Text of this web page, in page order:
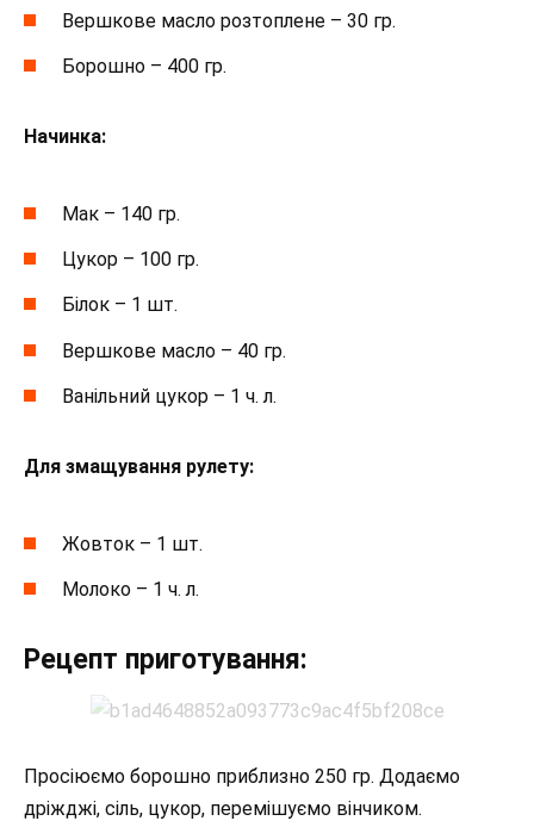
Вершкове масло розтоплене – 30 гр.
Борошно – 400 гр.
Начинка:
Мак – 140 гр.
Цукор – 100 гр.
Білок – 1 шт.
Вершкове масло – 40 гр.
Ванільний цукор – 1 ч. л.
Для змащування рулету:
Жовток – 1 шт.
Молоко – 1 ч. л.
Рецепт приготування:
Просіюємо борошно приблизно 250 гр. Додаємо
дріжджі, сіль, цукор, перемішуємо вінчиком.